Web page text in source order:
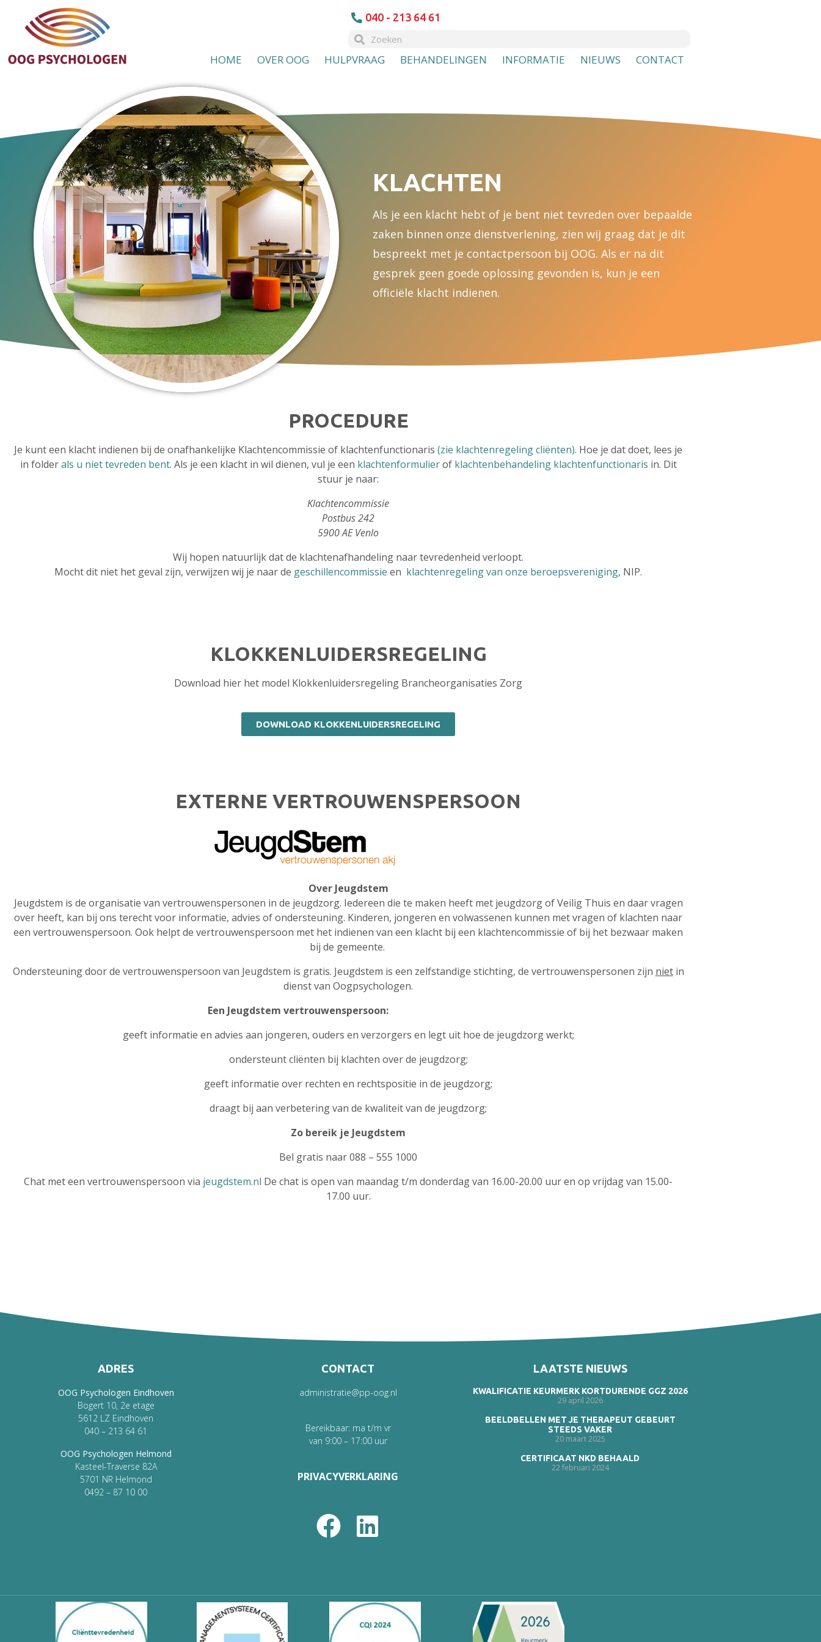
040 - 213 64 61
HOME OVER OOG HULPVRAAG BEHANDELINGEN INFORMATIE NIEUWS CONTACT
KLACHTEN
Als je een klacht hebt of je bent niet tevreden over bepaalde
zaken binnen onze dienstverlening, zien wij graag dat je dit
bespreekt met je contactpersoon bij OOG. Als er na dit
gesprek geen goede oplossing gevonden is, kun je een
officiële klacht indienen.
PROCEDURE
Je kunt een klacht indienen bij de onafhankelijke Klachtencommissie of klachtenfunctionaris (zie klachtenregeling cliënten). Hoe je dat doet, lees je
in folderals u niet tevreden bent. Als je een klacht in wil dienen, vul je een klachtenformulierof klachtenbehandeling klachtenfunctionaris in. Dit
stuur je naar:
Klachtencommissie
Postbus 242
5900 AE Venlo
Wij hopen natuurlijk dat de klachtenafhandeling naar tevredenheid verloopt.
Mocht dit niet het geval zijn, verwijzen wij je naar de geschillencommissie en klachtenregeling van onze beroepsvereniging, NIP.
KLOKKENLUIDERSREGELING
Download hier het model Klokkenluidersregeling Brancheorganisaties Zorg
DOWNLOAD KLOKKENLUIDERSREGELING
EXTERNE VERTROUWENSPERSOON
Over Jeugdstem
Jeugdstem is de organisatie van vertrouwenspersonen in de jeugdzorg. Iedereen die te maken heeft met jeugdzorg of Veilig Thuis en daar vragen
over heeft, kan bij ons terecht voor informatie, advies of ondersteuning. Kinderen, jongeren en volwassenen kunnen met vragen of klachten naar
een vertrouwenspersoon. Ook helpt de vertrouwenspersoon met het indienen van een klacht bij een klachtencommissie of bij het bezwaar maken
bij de gemeente.
Ondersteuning door de vertrouwenspersoon van Jeugdstem is gratis. Jeugdstem is een zelfstandige stichting, de vertrouwenspersonen zijn nietin
dienst van Oogpsychologen.
Een Jeugdstem vertrouwenspersoon:
geeft informatie en advies aan jongeren, ouders en verzorgers en legt uit hoe de jeugdzorg werkt;
ondersteunt cliënten bij klachten over de jeugdzorg;
geeft informatie over rechten en rechtspositie in de jeugdzorg;
draagt bij aan verbetering van de kwaliteit van de jeugdzorg;
Zo bereik je Jeugdstem
Bel gratis naar 088 – 555 1000
Chat met een vertrouwenspersoon via jeugdstem.nl De chat is open van maandag t/m donderdag van 16.00-20.00 uur en op vrijdag van 15.00-
17.00 uur.
ADRES
OOG Psychologen Eindhoven
Bogert 10, 2e etage
5612 LZ Eindhoven
040 – 213 64 61
OOG Psychologen Helmond
Kasteel-Traverse 82A
5701 NR Helmond
0492 – 87 10 00
CONTACT
administratie@pp-oog.nl
Bereikbaar: ma t/m vr
van 9:00 – 17:00 uur
PRIVACYVERKLARING
LAATSTE NIEUWS
KWALIFICATIE KEURMERK KORTDURENDE GGZ 2026
29 april 2026
BEELDBELLEN MET JE THERAPEUT GEBEURT
STEEDS VAKER
20 maart 2025
CERTIFICAAT NKD BEHAALD
22 februari 2024